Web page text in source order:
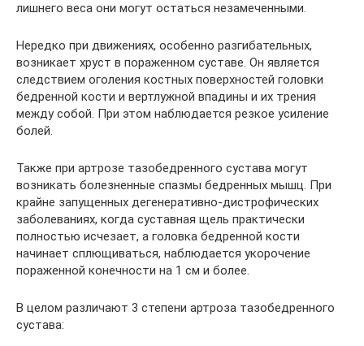
лишнего веса они могут остаться незамеченными.
Нередко при движениях, особенно разгибательных,
возникает хруст в пораженном суставе. Он является
следствием оголения костных поверхностей головки
бедренной кости и вертлужной впадины и их трения
между собой. При этом наблюдается резкое усиление
болей.
Также при артрозе тазобедренного сустава могут
возникать болезненные спазмы бедренных мышц. При
крайне запущенных дегенеративно-дистрофических
заболеваниях, когда суставная щель практически
полностью исчезает, а головка бедренной кости
начинает сплющиваться, наблюдается укорочение
пораженной конечности на 1 см и более.
В целом различают 3 степени артроза тазобедренного
сустава: